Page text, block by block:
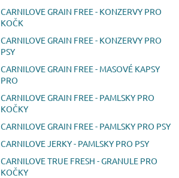
CARNILOVE GRAIN FREE - KONZERVY PRO
KOČK
CARNILOVE GRAIN FREE - KONZERVY PRO
PSY
CARNILOVE GRAIN FREE - MASOVÉ KAPSY
PRO
CARNILOVE GRAIN FREE - PAMLSKY PRO
KOČKY
CARNILOVE GRAIN FREE - PAMLSKY PRO PSY
CARNILOVE JERKY - PAMLSKY PRO PSY
CARNILOVE TRUE FRESH - GRANULE PRO
KOČKY